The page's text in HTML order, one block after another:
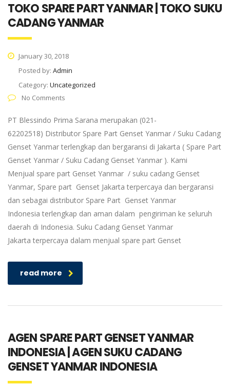
TOKO SPARE PART YANMAR | TOKO SUKU
CADANG YANMAR
January 30, 2018
Posted by: Admin
Category: Uncategorized
No Comments
PT Blessindo Prima Sarana merupakan (021-
62202518) Distributor Spare Part Genset Yanmar / Suku Cadang
Genset Yanmar terlengkap dan bergaransi di Jakarta ( Spare Part
Genset Yanmar / Suku Cadang Genset Yanmar ). Kami
Menjual spare part Genset Yanmar / suku cadang Genset
Yanmar, Spare part Genset Jakarta terpercaya dan bergaransi
dan sebagai distributor Spare Part Genset Yanmar
Indonesia terlengkap dan aman dalam pengiriman ke seluruh
daerah di Indonesia. Suku Cadang Genset Yanmar
Jakarta terpercaya dalam menjual spare part Genset
read more
AGEN SPARE PART GENSET YANMAR
INDONESIA | AGEN SUKU CADANG
GENSET YANMAR INDONESIA